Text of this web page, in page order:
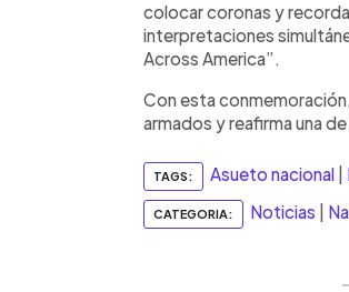
colocar coronas y
interpretaciones
Across America”.
Con esta
armados y reafirma una
TAGS: Asueto nacional
CATEGORIA: Noticias